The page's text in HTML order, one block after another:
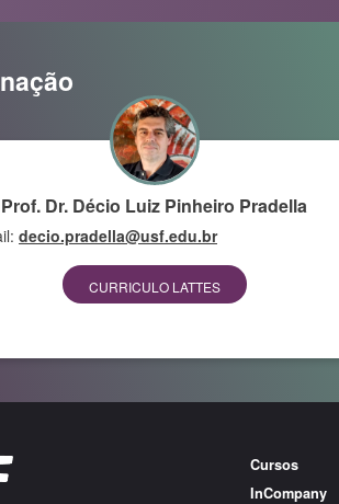
Prof. Dr. Décio Luiz Pinheiro Pradella
decio.pradella@usf.edu.br
CURRICULO LATTES
Cursos
InCompany